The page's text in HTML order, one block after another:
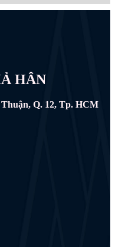
HÂN
Q. 12, Tp. HCM